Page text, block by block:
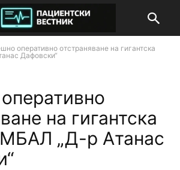
оперативно отстраняване на гигантска
Дафовски“
на гигантска
„Д-р Атанас